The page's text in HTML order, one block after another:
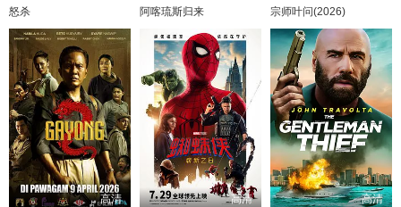
怒杀 阿喀琉斯归来 宗师叶问(2026)
高清 高清 高清